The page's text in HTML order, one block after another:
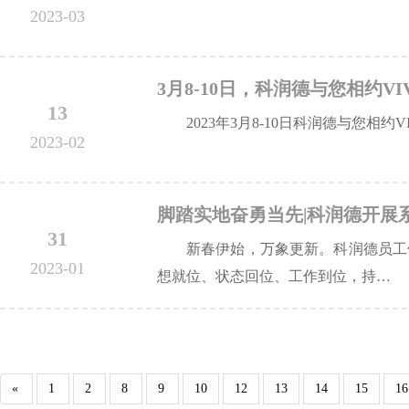
2023-03
13
2023-02
3月8-10日，科润德与您相约
2023年3月8-10日科润德与您相约
31
2023-01
脚踏实地奋勇当先|科润德开展
新春伊始，万象更新。科润德员
想就位、状态回位、工作到位，持…
« 1 2 8 9 10 12 13 14 15 16